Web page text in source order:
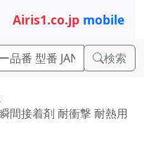
Airis1.co.jp mobile
検索
間接着剤 耐衝撃 耐熱用